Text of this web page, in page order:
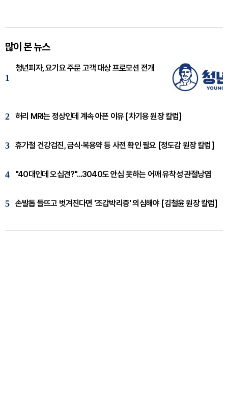
많이 본 뉴스
1
청년피자, 요기요 주문 고객 대상 프로모션 전개
2 허리 MRI는 정상인데 계속 아픈 이유 [차기용 원장 칼럼]
3 휴가철 건강검진, 금식·복용약 등 사전 확인 필요 [정도감 원장 칼럼]
4 "40대인데 오십견?"...3040도 안심 못하는 어깨 유착성 관절낭염
5 손발톱 들뜨고 벗겨진다면 '조갑박리증' 의심해야 [김철윤 원장 칼럼]